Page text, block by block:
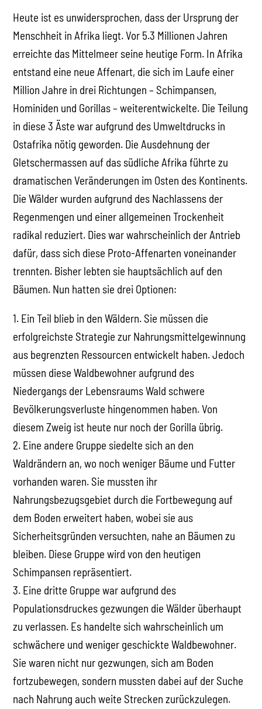
Heute ist es unwidersprochen, dass der Ursprung der
Menschheit in Afrika liegt. Vor 5.3 Millionen Jahren
erreichte das Mittelmeer seine heutige Form. In Afrika
entstand eine neue Affenart, die sich im Laufe einer
Million Jahre in drei Richtungen – Schimpansen,
Hominiden und Gorillas – weiterentwickelte. Die Teilung
in diese 3 Äste war aufgrund des Umweltdrucks in
Ostafrika nötig geworden. Die Ausdehnung der
Gletschermassen auf das südliche Afrika führte zu
dramatischen Veränderungen im Osten des Kontinents.
Die Wälder wurden aufgrund des Nachlassens der
Regenmengen und einer allgemeinen Trockenheit
radikal reduziert. Dies war wahrscheinlich der Antrieb
dafür, dass sich diese Proto-Affenarten voneinander
trennten. Bisher lebten sie hauptsächlich auf den
Bäumen. Nun hatten sie drei Optionen:
1. Ein Teil blieb in den Wäldern. Sie müssen die
erfolgreichste Strategie zur Nahrungsmittelgewinnung
aus begrenzten Ressourcen entwickelt haben. Jedoch
müssen diese Waldbewohner aufgrund des
Niedergangs der Lebensraums Wald schwere
Bevölkerungsverluste hingenommen haben. Von
diesem Zweig ist heute nur noch der Gorilla übrig.
2. Eine andere Gruppe siedelte sich an den
Waldrändern an, wo noch weniger Bäume und Futter
vorhanden waren. Sie mussten ihr
Nahrungsbezugsgebiet durch die Fortbewegung auf
dem Boden erweitert haben, wobei sie aus
Sicherheitsgründen versuchten, nahe an Bäumen zu
bleiben. Diese Gruppe wird von den heutigen
Schimpansen repräsentiert.
3. Eine dritte Gruppe war aufgrund des
Populationsdruckes gezwungen die Wälder überhaupt
zu verlassen. Es handelte sich wahrscheinlich um
schwächere und weniger geschickte Waldbewohner.
Sie waren nicht nur gezwungen, sich am Boden
fortzubewegen, sondern mussten dabei auf der Suche
nach Nahrung auch weite Strecken zurückzulegen.